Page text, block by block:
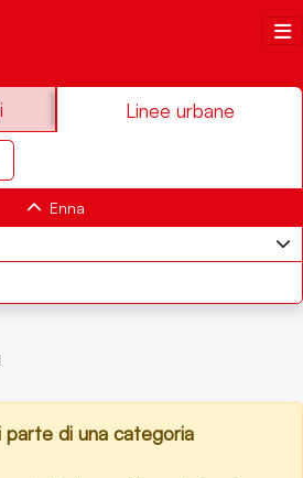
Linee urbane
Enna
parte di una categoria